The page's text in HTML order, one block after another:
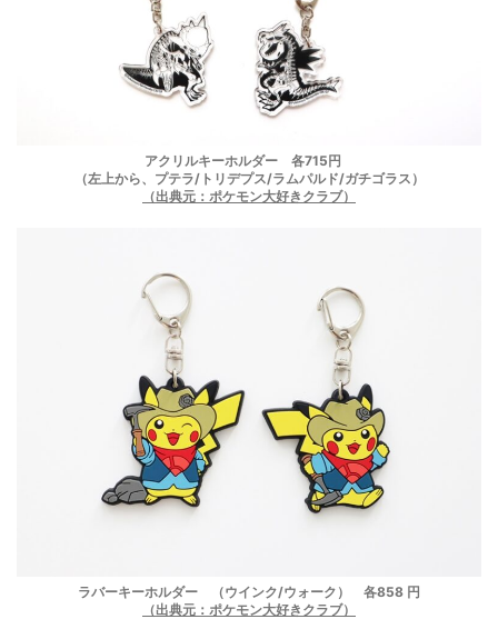
アクリルキーホルダー 各715円
（左上から、プテラ/トリデプス/ラムパルド/ガチゴラス）
（出典元：ポケモン大好きクラブ）
ラバーキーホルダー （ウインク/ウォーク） 各858 円
（出典元：ポケモン大好きクラブ）